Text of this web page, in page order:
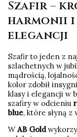
Szafir –
harmonii i
elegancji
Szafir to jeden z
szlachetnych w
mądrością,
kolor zdobił
klasy i elegancji w
szafiry w odcieniu
blue, które słyną
W AB Gold